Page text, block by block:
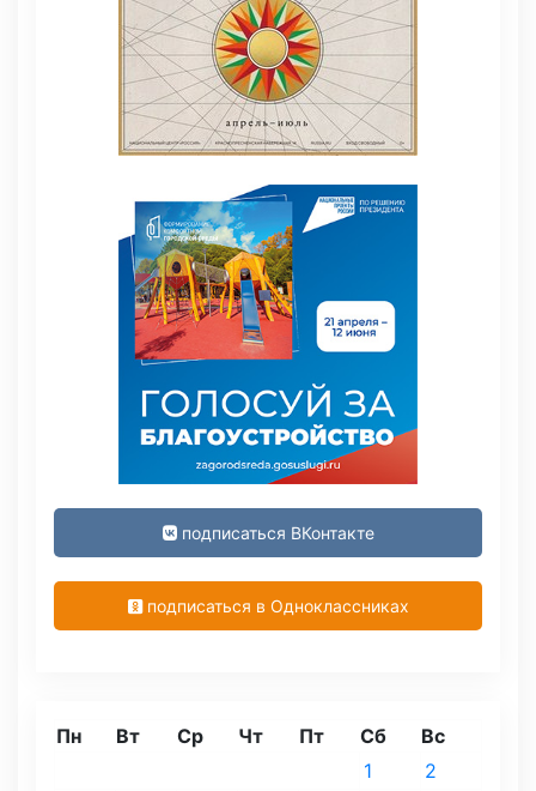
подписаться ВКонтакте
подписаться в Одноклассниках
Пн Вт Ср Чт Пт Сб Вс
1
2